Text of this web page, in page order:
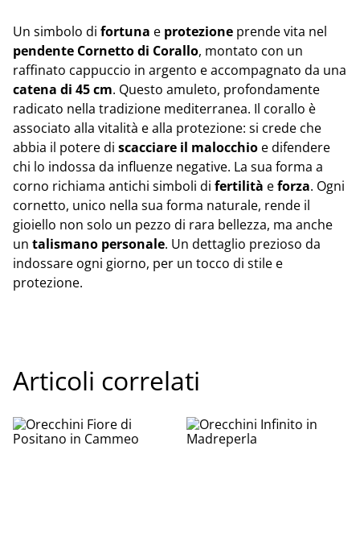
Un simbolo di fortuna e protezione prende vita nel
pendente Cornetto di Corallo, montato con un
raffinato cappuccio in argento e accompagnato da una
catena di 45 cm. Questo amuleto, profondamente
radicato nella tradizione mediterranea. Il corallo è
associato alla vitalità e alla protezione: si crede che
abbia il potere di scacciare il malocchio e difendere
chi lo indossa da influenze negative. La sua forma a
corno richiama antichi simboli di fertilità eforza. Ogni
cornetto, unico nella sua forma naturale, rende il
gioiello non solo un pezzo di rara bellezza, ma anche
un talismano personale. Un dettaglio prezioso da
indossare ogni giorno, per un tocco di stile e
protezione.
Articoli correlati